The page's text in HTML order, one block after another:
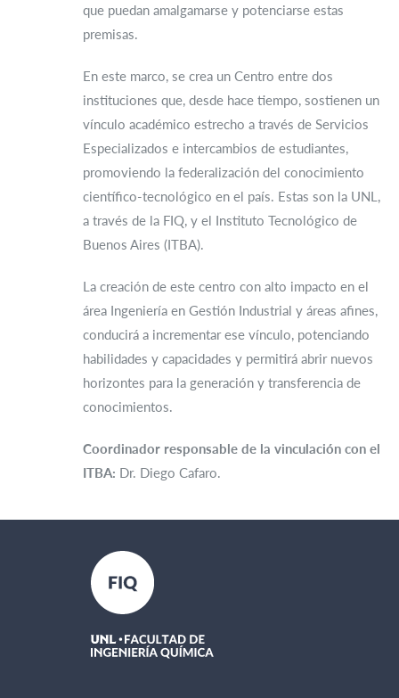
que puedan amalgamarse y potenciarse estas
premisas.
En este marco, se crea un Centro entre dos
instituciones que, desde hace tiempo, sostienen un
vínculo académico estrecho a través de Servicios
Especializados e intercambios de estudiantes,
promoviendo la federalización del conocimiento
científico-tecnológico en el país. Estas son la UNL,
a través de la FIQ, y el Instituto Tecnológico de
Buenos Aires (ITBA).
La creación de este centro con alto impacto en el
área Ingeniería en Gestión Industrial y áreas afines,
conducirá a incrementar ese vínculo, potenciando
habilidades y capacidades y permitirá abrir nuevos
horizontes para la generación y transferencia de
conocimientos.
Coordinador responsable de la vinculación con el
ITBA: Dr. Diego Cafaro.